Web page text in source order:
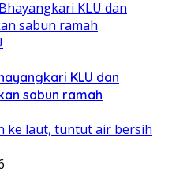
KLU dan
sabun ramah